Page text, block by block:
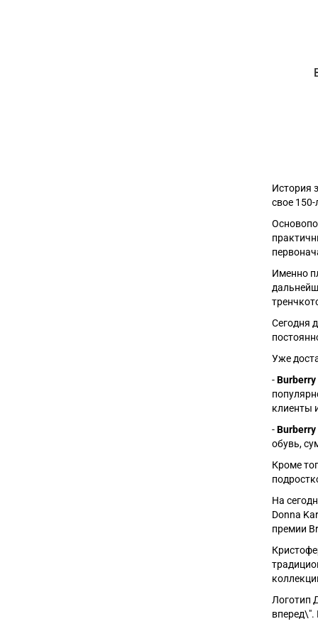
История
свое
Именно
Сегодня
Уже
-Burberry
клиенты
-Burberry
обувь,
Кроме
На
Donna
премии
Логотип